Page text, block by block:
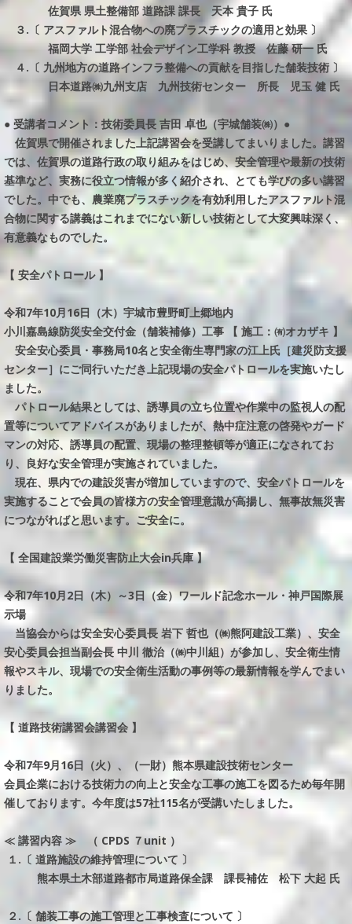
佐賀県 県土整備部 道路課 課長 天本 貴子 氏
３.〔 アスファルト混合物への廃プラスチックの適用と効果 〕
福岡大学 工学部 社会デザイン工学科 教授 佐藤 研一 氏
４.〔 九州地方の道路インフラ整備への貢献を目指した舗装技術 〕
日本道路㈱九州支店 九州技術センター 所長 児玉 健 氏
● 受講者コメント：技術委員長 吉田 卓也（宇城舗装㈱）●
佐賀県で開催されました上記講習会を受講してまいりました。講習
では、佐賀県の道路行政の取り組みをはじめ、安全管理や最新の技術
基準など、実務に役立つ情報が多く紹介され、とても学びの多い講習
でした。中でも、農業廃プラスチックを有効利用したアスファルト混
合物に関する講義はこれまでにない新しい技術として大変興味深く、
有意義なものでした。
【 安全パトロール 】
令和7年10月16日（木）宇城市豊野町上郷地内
小川嘉島線防災安全交付金（舗装補修）工事 【 施工：㈲オカザキ 】
安全安心委員・事務局10名と安全衛生専門家の江上氏［建災防支援
センター］にご同行いただき上記現場の安全パトロールを実施いたし
ました。
パトロール結果としては、誘導員の立ち位置や作業中の監視人の配
置等についてアドバイスがありましたが、熱中症注意の啓発やガード
マンの対応、誘導員の配置、現場の整理整頓等が適正になされてお
り、良好な安全管理が実施されていました。
現在、県内での建設災害が増加していますので、安全パトロールを
実施することで会員の皆様方の安全管理意識が高揚し、無事故無災害
につながればと思います。ご安全に。
【 全国建設業労働災害防止大会in兵庫 】
令和7年10月2日（木）～3日（金）ワールド記念ホール・神戸国際展
示場
当協会からは安全安心委員長 岩下 哲也（㈱熊阿建設工業）、安全
安心委員会担当副会長 中川 徹治（㈱中川組）が参加し、安全衛生情
報やスキル、現場での安全衛生活動の事例等の最新情報を学んでまい
りました。
【 道路技術講習会講習会 】
令和7年9月16日（火）、（一財）熊本県建設技術センター
会員企業における技術力の向上と安全な工事の施工を図るため毎年開
催しております。今年度は57社115名が受講いたしました。
≪ 講習内容 ≫ （ CPDS ７unit ）
１.〔 道路施設の維持管理について 〕
熊本県土木部道路都市局道路保全課 課長補佐 松下 大起 氏
２.〔 舗装工事の施工管理と工事検査について 〕